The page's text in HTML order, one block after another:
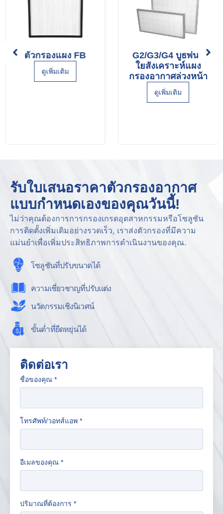
ตัวกรองแผง FB
ดูเพิ่มเติม
G2/G3/G4 บูธพ่นสี
ใยสังเคราะห์แผง
กรองอากาศล่วงหน้า
ดูเพิ่มเติม
รับใบเสนอราคาตัวกรองอากาศ
แบบกำหนดเองของคุณวันนี้!
ไม่ว่าคุณต้องการการกรองเกรดอุตสาหกรรมหรือโซลูชัน
การติดตั้งเพิ่มเติมอย่างรวดเร็ว, เราส่งตัวกรองที่มีความ
แม่นยำเพื่อเพิ่มประสิทธิภาพการดำเนินงานของคุณ.
โซลูชันที่ปรับขนาดได้
ความเชี่ยวชาญที่ปรับแต่ง
นวัตกรรมเชิงนิเวศน์
ขั้นต่ำที่ยืดหยุ่นได้
ติดต่อเรา
ชื่อของคุณ *
โทรศัพท์/วอทส์แอพ *
อีเมลของคุณ *
ปริมาณที่ต้องการ *